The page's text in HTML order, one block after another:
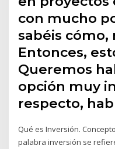
con mucho
sabéis cómo,
Entonces,
Queremos
opción muy
respecto,
Qué es Inversión.
palabra inversión se